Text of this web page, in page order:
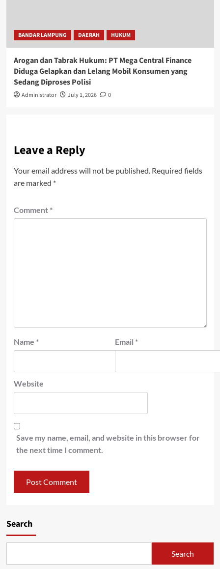
BANDAR LAMPUNG DAERAH HUKUM
Arogan dan Tabrak Hukum: PT Mega Central Finance
Diduga Gelapkan dan Lelang Mobil Konsumen yang
Sedang Diproses Polisi
Administrator July 1, 2026 0
Leave a Reply
Your email address will not be published. Required fields
are marked *
Comment *
Name * Email *
Website
Save my name, email, and website in this browser for
the next time I comment.
Search
Search